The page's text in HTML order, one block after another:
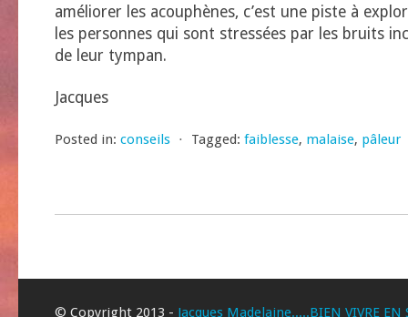
améliorer les acouphènes, c’est une piste à
les personnes qui sont stressées par les bruits
de leur tympan.
Jacques
Posted in: conseils ⋅ Tagged: faiblesse, malaise, pâleur
© Copyright 2013 - Jacques Madelaine.....BIEN VIVRE EN